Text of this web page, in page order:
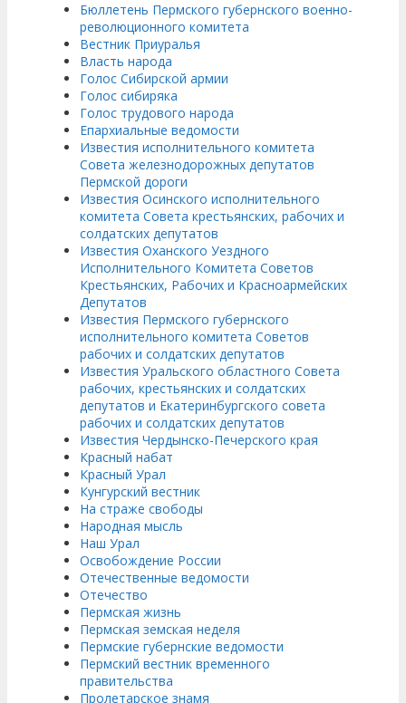
Бюллетень Пермского губернского военно-
революционного комитета
Вестник Приуралья
Власть народа
Голос Сибирской армии
Голос сибиряка
Голос трудового народа
Епархиальные ведомости
Известия исполнительного комитета
Совета железнодорожных депутатов
Пермской дороги
Известия Осинского исполнительного
комитета Совета крестьянских, рабочих и
солдатских депутатов
Известия Оханского Уездного
Исполнительного Комитета Советов
Крестьянских, Рабочих и Красноармейских
Депутатов
Известия Пермского губернского
исполнительного комитета Советов
рабочих и солдатских депутатов
Известия Уральского областного Совета
рабочих, крестьянских и солдатских
депутатов и Екатеринбургского совета
рабочих и солдатских депутатов
Известия Чердынско-Печерского края
Красный набат
Красный Урал
Кунгурский вестник
На страже свободы
Народная мысль
Наш Урал
Освобождение России
Отечественные ведомости
Отечество
Пермская жизнь
Пермская земская неделя
Пермские губернские ведомости
Пермский вестник временного
правительства
Пролетарское знамя